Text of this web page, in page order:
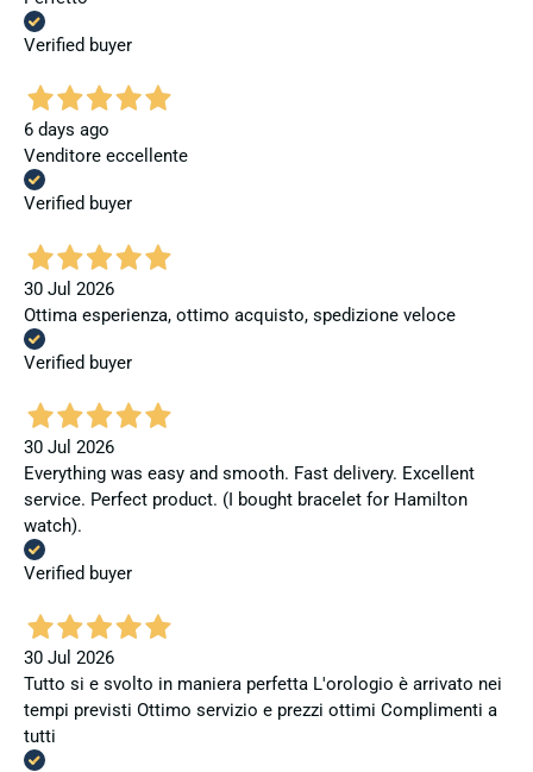
Verified buyer
6 days ago
Venditore eccellente
Verified buyer
30 Jul 2026
Ottima esperienza, ottimo acquisto, spedizione veloce
Verified buyer
30 Jul 2026
Everything was easy and smooth. Fast delivery. Excellent
service. Perfect product. (I bought bracelet for Hamilton
watch).
Verified buyer
30 Jul 2026
Tutto si e svolto in maniera perfetta L'orologio è arrivato nei
tempi previsti Ottimo servizio e prezzi ottimi Complimenti a
tutti